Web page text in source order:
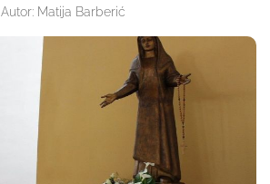
Autor: Matija Barberić